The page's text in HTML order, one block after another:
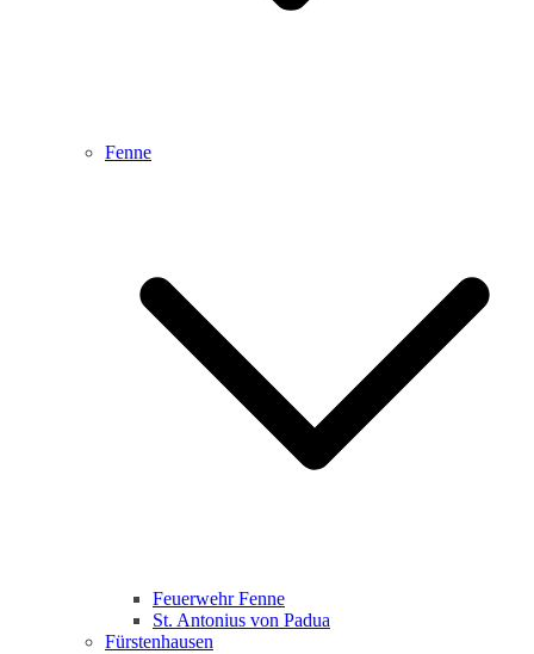
Fenne
Feuerwehr Fenne
St. Antonius von Padua
Fürstenhausen